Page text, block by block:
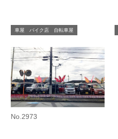
車屋 バイク店 自転車屋
No.2973